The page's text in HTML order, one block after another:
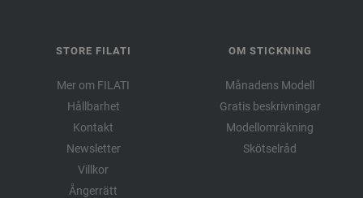
STORE FILATI
Mer om FILATI
Hållbarhet
Kontakt
Newsletter
Villkor
Ångerrätt
OM STICKNING
Månadens Modell
Gratis beskrivningar
Modellomräkning
Skötselråd